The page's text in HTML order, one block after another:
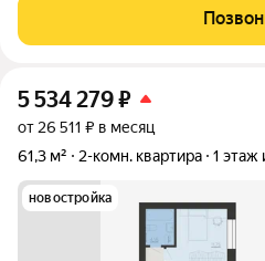
удобство расположения жилья.
площадью 43 квадратных метра,
5 534 279₽
от 26 511 ₽ в месяц
61,3 м²
2-комн. квартира 1 этаж
новостройка